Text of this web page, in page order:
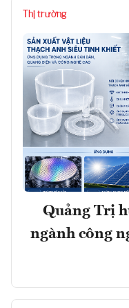
Thị trường
Quảng Trị
ngành công